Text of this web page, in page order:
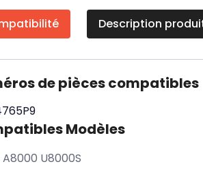
Description
de pièces compatibles
Modèles
U8000S